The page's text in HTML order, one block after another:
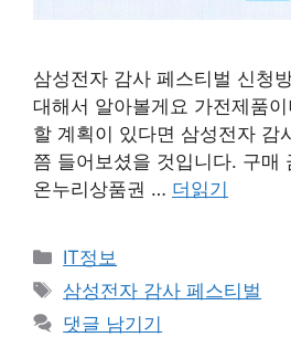
삼성전자 감사 페스티벌 신청
대해서 알아볼게요 가전제품
할 계획이 있다면 삼성전자 감
쯤 들어보셨을 것입니다. 구매
온누리상품권 … 더읽기
카
테
리
IT정보
태
그
삼성전자 감사 페스티벌
댓글 남기기